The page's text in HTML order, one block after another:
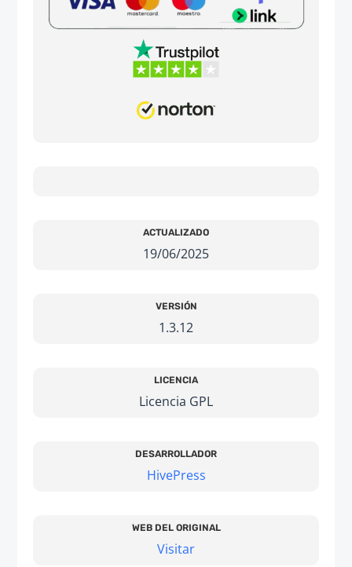
ACTUALIZADO
19/06/2025
VERSIÓN
1.3.12
LICENCIA
Licencia GPL
DESARROLLADOR
HivePress
WEB DEL ORIGINAL
Visitar